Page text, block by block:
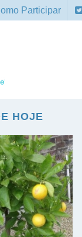
Participar
HOJE